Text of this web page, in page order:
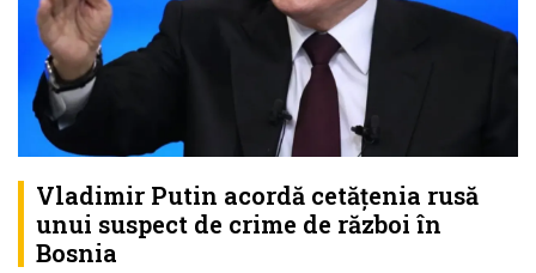
Vladimir Putin acordă cetățenia rusă
unui suspect de crime de război în
Bosnia